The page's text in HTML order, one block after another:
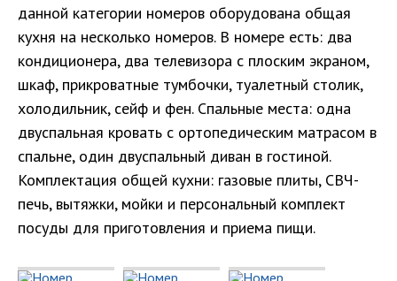
данной категории номеров оборудована общая
кухня на несколько номеров. В номере есть: два
кондиционера, два телевизора с плоским экраном,
шкаф, прикроватные тумбочки, туалетный столик,
холодильник, сейф и фен. Спальные места: одна
двуспальная кровать с ортопедическим матрасом в
спальне, один двуспальный диван в гостиной.
Комплектация общей кухни: газовые плиты, СВЧ-
печь, вытяжки, мойки и персональный комплект
посуды для приготовления и приема пищи.